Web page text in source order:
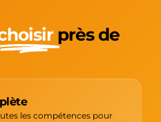
près de
les compétences pour